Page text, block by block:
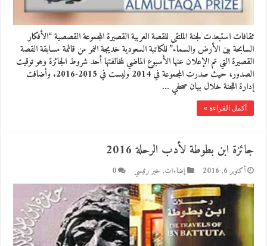
ثقافات استبعدت لجنة الملتقى للقصة العربية القصيرة المجموعة القصصية “الأفكار
السابحة بين الأرض والسماء” للكاتبة السعودية خديجة النمر من قائمة مسابقة القصة
القصيرة التي تم الإعلان عنها الأسبوع الماضي لمخالفتها أحد شروط الجائزة وهو توقيت
الصدور، حيث صدرت المجموعة في 2014 وليست في 2015-2016. وأضافت
إدارة اللجنة خلال بيان صحفي …
أكمل القراءة »
جائزة ابن بطوطة لأدب الرحلة 2016
أكتوبر 6, 2016 إضاءات, خبر رئيسي 0